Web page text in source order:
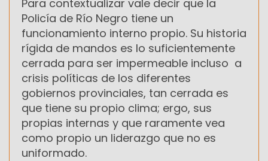
Para contextualizar vale decir que la
Policía de Río Negro tiene un
funcionamiento interno propio. Su historia
rígida de mandos es lo suficientemente
cerrada para ser impermeable incluso a
crisis políticas de los diferentes
gobiernos provinciales, tan cerrada es
que tiene su propio clima; ergo, sus
propias internas y que raramente vea
como propio un liderazgo que no es
uniformado.